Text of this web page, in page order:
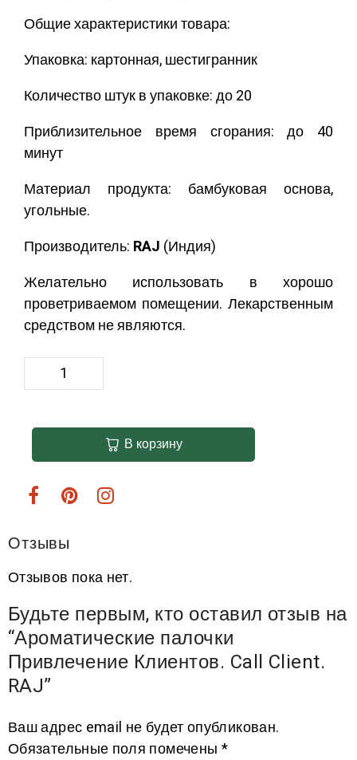
Общие характеристики товара:
Упаковка: картонная, шестигранник
Количество штук в упаковке: до 20
Приблизительное время сгорания: до 40
минут
Материал продукта: бамбуковая основа,
угольные.
Производитель: RAJ (Индия)
Желательно использовать в хорошо
проветриваемом помещении. Лекарственным
средством не являются.
В корзину
Отзывы
Отзывов пока нет.
Будьте первым, кто оставил отзыв на
“Ароматические палочки
Привлечение Клиентов. Call Client.
RAJ”
Ваш адрес email не будет опубликован.
Обязательные поля помечены *